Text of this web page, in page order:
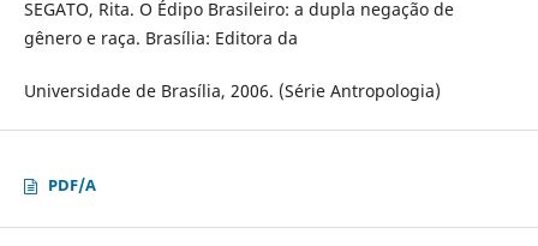
SEGATO, Rita. O Édipo Brasileiro: a dupla negação de
gênero e raça. Brasília: Editora da
Universidade de Brasília, 2006. (Série Antropologia)
PDF/A